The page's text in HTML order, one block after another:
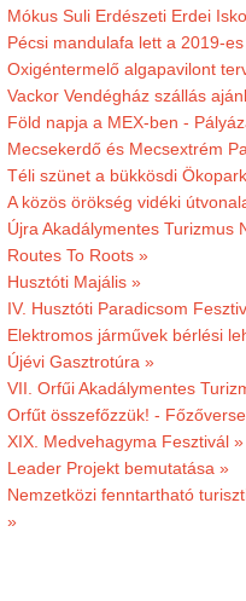
Mókus Suli Erdészeti Erdei
Pécsi mandulafa lett a 2019-
Oxigéntermelő algapavilont
Vackor Vendégház szállás
Föld napja a MEX-ben -
Mecsekerdő és Mecsextrém
Téli szünet a bükkösdi
A közös örökség vidéki
Újra Akadálymentes Turizmus
Routes To Roots »
Husztóti Majális »
IV. Husztóti Paradicsom
Elektromos járművek bérlési
Újévi Gasztrotúra »
VII. Orfűi Akadálymentes
Orfűt összefőzzük! -
XIX. Medvehagyma Fesztivál »
Leader Projekt bemutatása »
Nemzetközi fenntartható
»